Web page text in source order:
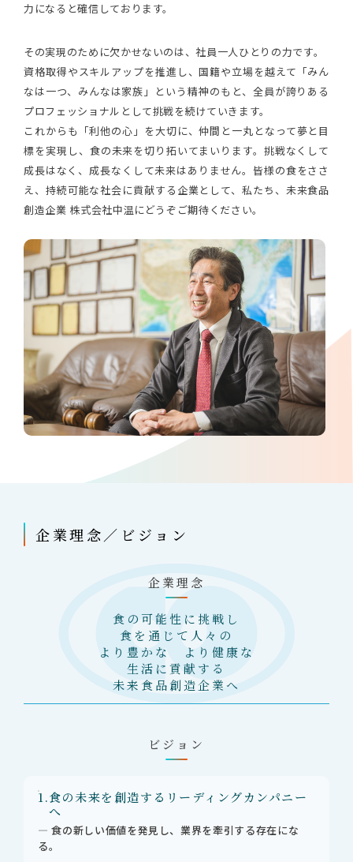
力になると確信しております。
その実現のために欠かせないのは、社員一人ひとりの力です。
資格取得やスキルアップを推進し、国籍や立場を越えて「みん
なは一つ、みんなは家族」という精神のもと、全員が誇りある
プロフェッショナルとして挑戦を続けていきます。
これからも「利他の心」を大切に、仲間と一丸となって夢と目
標を実現し、食の未来を切り拓いてまいります。挑戦なくして
成長はなく、成長なくして未来はありません。皆様の食をささ
え、持続可能な社会に貢献する企業として、私たち、未来食品
創造企業 株式会社中温にどうぞご期待ください。
企業理念／ビジョン
企業理念
食の可能性に挑戦し
食を通じて人々の
より豊かな より健康な
生活に貢献する
未来食品創造企業へ
ビジョン
1.食の未来を創造するリーディングカンパニー
へ
― 食の新しい価値を発見し、業界を牽引する存在にな
る。